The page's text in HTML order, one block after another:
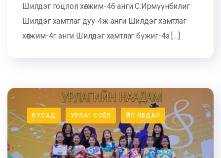
Шилдэг гоцлол хөгжим-4б анги С.Ирмүүнбилиг
Шилдэг хамтлаг дуу-4ж анги Шилдэг хамтлаг
хөгжим-4г анги Шилдэг хамтлаг бүжиг-4з […]
БУСАД УРЛАГ СОЁЛ ҮЙЛ ЯВДАЛ